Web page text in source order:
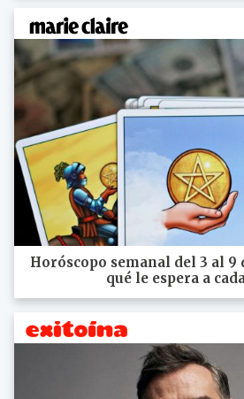
Horóscopo semanal del 3 al 9
qué le espera a